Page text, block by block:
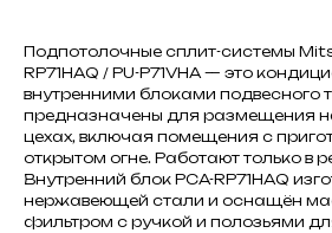
Подпотолочные сплит-системы
RP71HAQ / PU-P71VHA — это
внутренними блоками подвесного
предназначены для размещения
цехах, включая помещения с
открытом огне. Работают только в
Внутренний блок PCA-RP71HAQ
нержавеющей стали и оснащён
фильтром с ручкой и полозьями